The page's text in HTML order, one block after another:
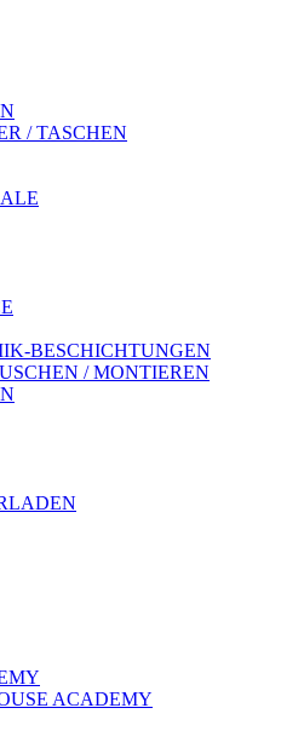
/ TASCHEN
BESCHICHTUNGEN
/ MONTIEREN
ACADEMY